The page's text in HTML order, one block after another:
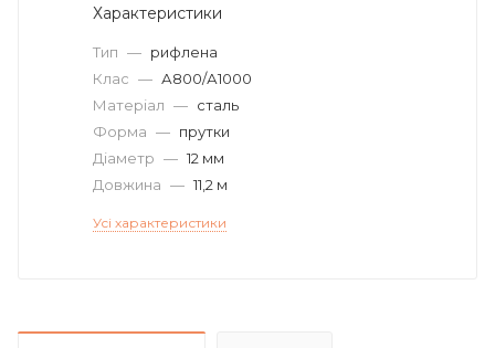
Характеристики
Тип — рифлена
Клас — А800/А1000
Матеріал — сталь
Форма — прутки
Діаметр — 12 мм
Довжина — 11,2 м
Усі характеристики